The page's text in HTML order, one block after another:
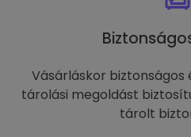
Vásárláskor
tárolási megoldást
tárolt